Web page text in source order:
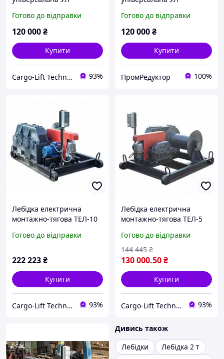
Готово до відправки
120 000₴
Купити
Cargo-Lift Technologies | Вантажопіднімальне обладнання 93%
Готово до відправки
120 000₴
Купити
ПромРедуктор 100%
Лебідка електрична
монтажно-тягова ТЕЛ-10
Готово до відправки
222 223₴
Купити
Cargo-Lift Technologies | Вантажопіднімальне обладнання 93%
Лебідка електрична
монтажно-тягова ТЕЛ-5
Готово до відправки
130 000.50₴
144 445 ₴
Купити
Cargo-Lift Technologies | Вантажопіднімальне обладнання 93%
Дивись також
Лебідки
Лебідка 2 т